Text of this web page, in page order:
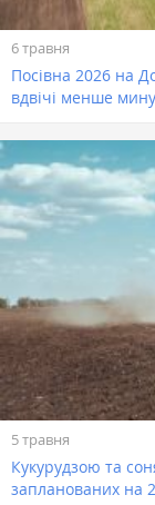
6 травня
Посівна 2026 на
вдвічі менше
5 травня
Кукурудзою та
запланованих на